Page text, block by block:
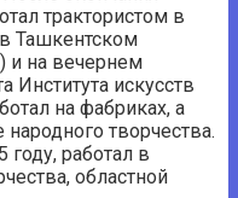
трактористом в
Ташкентском
и на вечернем
Института искусств
на фабриках, а
творчества.
работал в
областной